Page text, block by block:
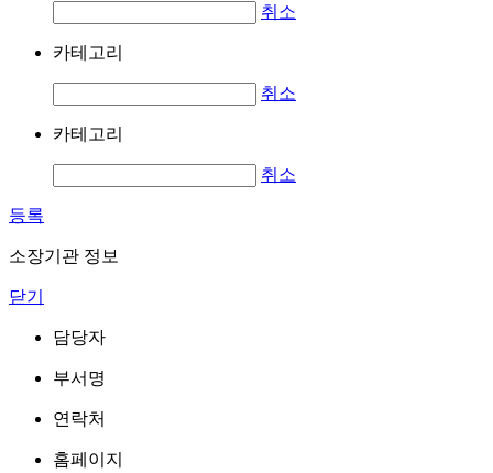
취소
카테고리
취소
카테고리
취소
등록
소장기관 정보
닫기
담당자
부서명
연락처
홈페이지